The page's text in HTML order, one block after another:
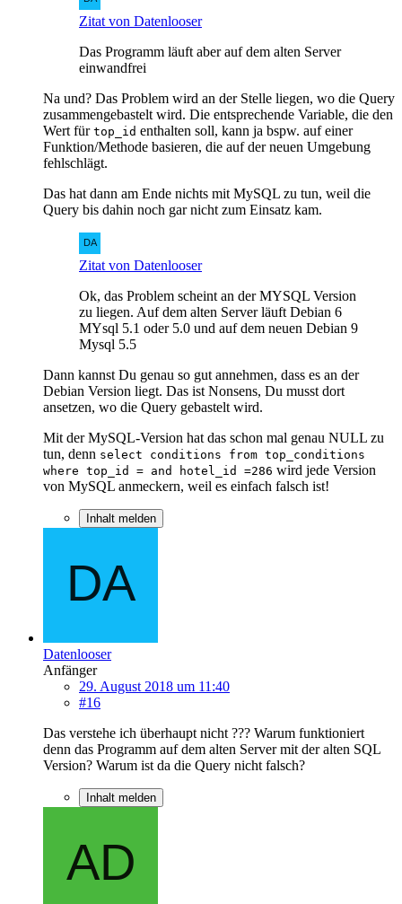
Zitat von Datenlooser
Das Programm läuft aber auf dem alten Server
einwandfrei
Na und? Das Problem wird an der Stelle liegen, wo die Query
zusammengebastelt wird. Die entsprechende Variable, die den
Wert für top_id enthalten soll, kann ja bspw. auf einer
Funktion/Methode basieren, die auf der neuen Umgebung
fehlschlägt.
Das hat dann am Ende nichts mit MySQL zu tun, weil die
Query bis dahin noch gar nicht zum Einsatz kam.
Zitat von Datenlooser
Ok, das Problem scheint an der MYSQL Version
zu liegen. Auf dem alten Server läuft Debian 6
MYsql 5.1 oder 5.0 und auf dem neuen Debian 9
Mysql 5.5
Dann kannst Du genau so gut annehmen, dass es an der
Debian Version liegt. Das ist Nonsens, Du musst dort
ansetzen, wo die Query gebastelt wird.
Mit der MySQL-Version hat das schon mal genau NULL zu
tun, denn select conditions from top_conditions
where top_id = and hotel_id =286 wird jede Version
von MySQL anmeckern, weil es einfach falsch ist!
Inhalt melden
Datenlooser
Anfänger
29. August 2018 um 11:40
#16
Das verstehe ich überhaupt nicht ??? Warum funktioniert
denn das Programm auf dem alten Server mit der alten SQL
Version? Warum ist da die Query nicht falsch?
Inhalt melden